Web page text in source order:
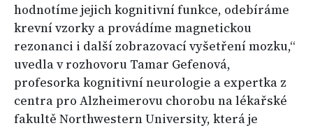
hodnotíme jejich kognitivní funkce, odebíráme
krevní vzorky a provádíme magnetickou
rezonanci i další zobrazovací vyšetření mozku,“
uvedla v rozhovoru Tamar Gefenová,
profesorka kognitivní neurologie a expertka z
centra pro Alzheimerovu chorobu na lékařské
fakultě Northwestern University, která je